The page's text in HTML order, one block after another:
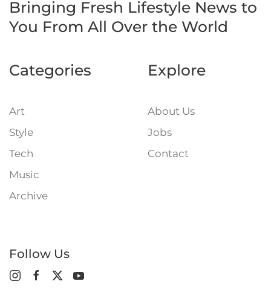
Bringing Fresh Lifestyle News to
You From All Over the World
Categories
Art
Style
Tech
Music
Archive
Explore
About Us
Jobs
Contact
Follow Us